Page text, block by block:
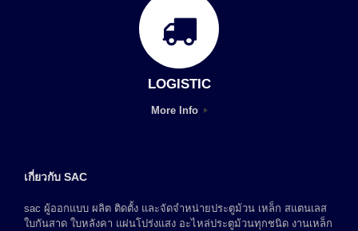
LOGISTIC
More Info
เกี่ยวกับ SAC
sac ผู้ออกแบบ ผลิต ติดตั้ง และจัดจำหน่ายประตูม้วน เหล็ก สแตนเลส
ใบกันสาด ใบหลังคา แผ่นโปร่งแสง อะไหล่ประตูม้วนทุกชนิด งานเหล็ก